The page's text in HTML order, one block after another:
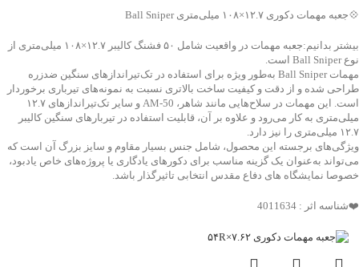
💠جعبه مهمات دکوری ۱۲.۷×۱۰۸ میلی‌متری Ball Sniper
بیشتر بدانیم:جعبه مهمات در واقعیت شامل ۵۰ فشنگ کالیبر ۱۲.۷×۱۰۸ میلی‌متری از
نوع Ball Sniper است.
مهمات Ball Sniper به‌طور ویژه برای استفاده در تک‌تیراندازهای سنگین ضدزره
طراحی شده و از دقت و کیفیت ساخت بالاتری نسبت به نمونه‌های تیرباری برخوردار
است. این مهمات در سلاح‌هایی مانند شاهر، AM-50 و سایر تک‌تیراندازهای ۱۲.۷
میلی‌متری به کار می‌رود و علاوه بر آن، قابلیت استفاده در تیربارهای سنگین کالیبر
۱۲.۷ میلی‌متری را نیز دارد.
ویژگی‌های برجسته این محصول، شامل جنس بسیار مقاوم و سایز بزرگ آن است که
می‌تواند به‌عنوان یک گزینه مناسب برای دکورهای یادگاری یا پروژه‌های خاص یادبود،
خصوصا نمایشگاه های دفاع مقدس انتخابی تاثیرگذار باشد.
❤️شناسه اثر : 4011634